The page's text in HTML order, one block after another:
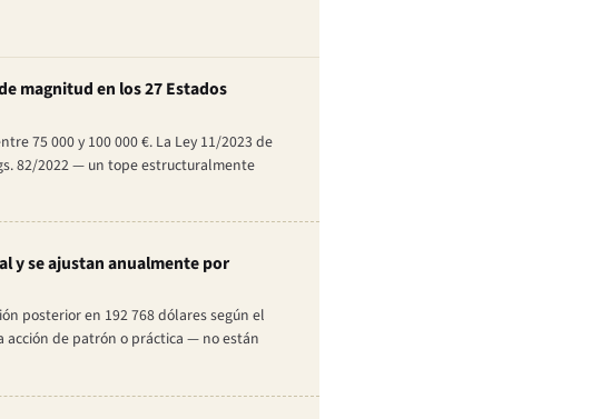
magnitud en los 27 Estados
75 000 y 100 000 €. La Ley 11/2023 de
82/2022 — un tope estructuralmente
y se ajustan anualmente por
posterior en 192 768 dólares según el
acción de patrón o práctica — no están